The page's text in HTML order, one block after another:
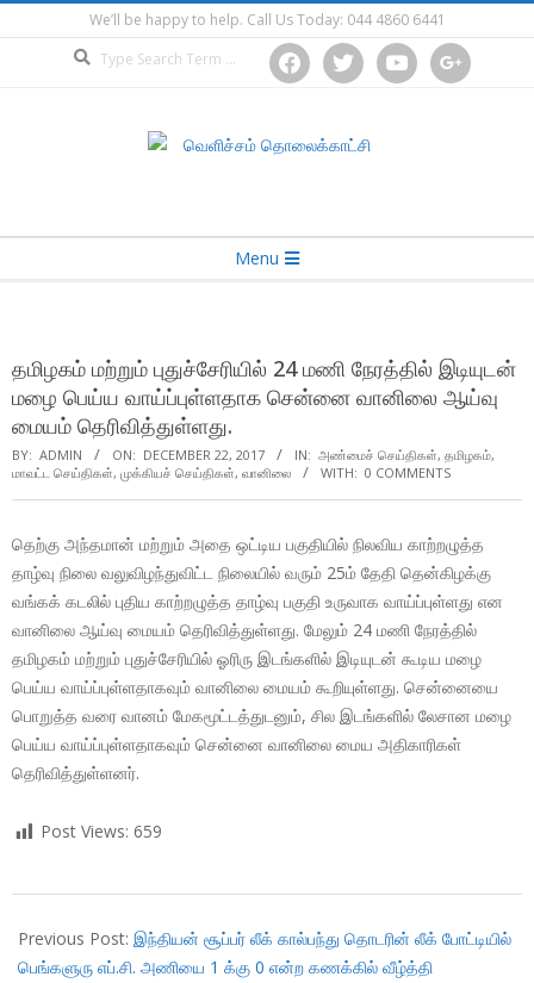
to
We’ll be happy to help. Call Us Today: 044 4860 6441
facebooktwitter youtube google
Menu
தமிழகம் மற்றும் புதுச்சேரியில் 24 மணி நேரத்தில் இடியுடன்
மழை பெய்ய வாய்ப்புள்ளதாக சென்னை வானிலை ஆய்வு
மையம் தெரிவித்துள்ளது.
BY: ADMIN ON: DECEMBER 22, 2017 IN: அண்மைச் செய்திகள், தமிழகம்,
மாவட்ட செய்திகள், முக்கியச் செய்திகள், வானிலை WITH: 0 COMMENTS
தெற்கு அந்தமான் மற்றும் அதை ஒட்டிய பகுதியில் நிலவிய காற்றழுத்த
தாழ்வு நிலை வலுவிழந்துவிட்ட நிலையில் வரும் 25ம் தேதி தென்கிழக்கு
வங்கக் கடலில் புதிய காற்றழுத்த தாழ்வு பகுதி உருவாக வாய்ப்புள்ளது என
வானிலை ஆய்வு மையம் தெரிவித்துள்ளது. மேலும் 24 மணி நேரத்தில்
தமிழகம் மற்றும் புதுச்சேரியில் ஓரிரு இடங்களில் இடியுடன் கூடிய மழை
பெய்ய வாய்ப்புள்ளதாகவும் வானிலை மையம் கூறியுள்ளது. சென்னையை
பொறுத்த வரை வானம் மேகமூட்டத்துடனும், சில இடங்களில் லேசான மழை
பெய்ய வாய்ப்புள்ளதாகவும் சென்னை வானிலை மைய அதிகாரிகள்
தெரிவித்துள்ளனர்.
Post Views: 659
12-
22
Previous Post: இந்தியன் சூப்பர் லீக் கால்பந்து தொடரின் லீக் போட்டியில்
பெங்களுரு எப்.சி. அணியை 1 க்கு 0 என்ற கணக்கில் வீழ்த்தி